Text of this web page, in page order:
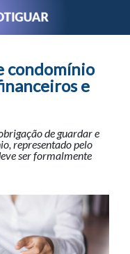
condomínio
e
de guardar e
representado pelo
ser formalmente